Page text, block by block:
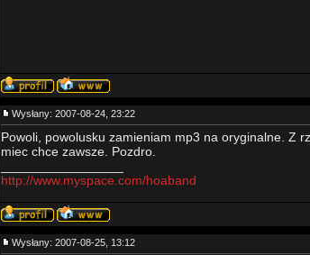
Wysłany: 2007-08-24, 23:22
Powoli, powolusku zamieniam mp3 na oryginalne. Z
miec chce zawsze. Pozdro.
http://www.myspace.com/hoaband
Wysłany: 2007-08-25, 13:12